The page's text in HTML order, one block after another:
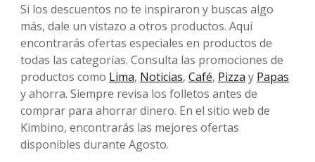
Si los descuentos no te inspiraron y buscas algo
más, dale un vistazo a otros productos. Aquí
encontrarás ofertas especiales en productos de
todas las categorías. Consulta las promociones de
productos como Lima, Noticias, Café, Pizza y Papas
y ahorra. Siempre revisa los folletos antes de
comprar para ahorrar dinero. En el sitio web de
Kimbino, encontrarás las mejores ofertas
disponibles durante Agosto.